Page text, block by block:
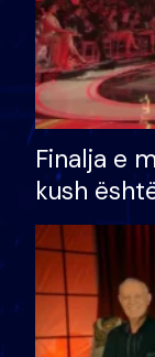
Finalja e
kush
shtëpinë
të fituar